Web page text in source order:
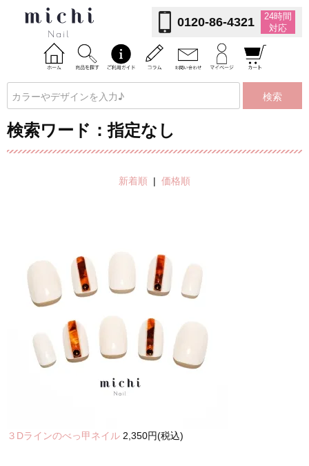
0120-86-4321
24時間
対応
検索
検索ワード：指定なし
新着順 | 価格順
３Dラインのべっ甲ネイル 2,350円(税込)